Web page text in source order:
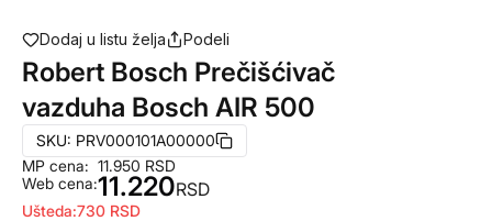
Dodaj u listu želja Podeli
Robert Bosch Prečišćivač
vazduha Bosch AIR 500
SKU: PRV000101A00000
MP cena:
Web cena:
11.950 RSD
11.220RSD
Ušteda:730 RSD